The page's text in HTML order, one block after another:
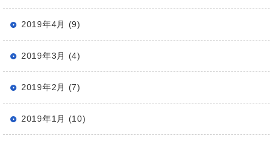
2019年4月 (9)
2019年3月 (4)
2019年2月 (7)
2019年1月 (10)